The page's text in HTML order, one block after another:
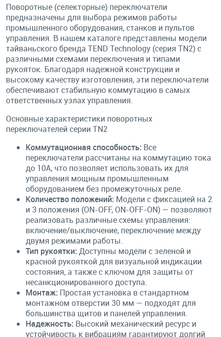
Поворотные (селекторные) переключатели
предназначены для выбора режимов работы
промышленного оборудования, станков и пультов
управления. В нашем каталоге представлены модели
тайваньского бренда TEND Technology (серия TN2) с
различными схемами переключения и типами
рукояток. Благодаря надежной конструкции и
высокому качеству изготовления, эти переключатели
обеспечивают стабильную коммутацию в самых
ответственных узлах управления.
Основные характеристики поворотных
переключателей серии TN2
Коммутационная способность: Все
переключатели рассчитаны на коммутацию тока
до 10А, что позволяет использовать их для
управления мощным промышленным
оборудованием без промежуточных реле.
Количество положений: Модели с фиксацией на 2
и 3 положения (ON-OFF, ON-OFF-ON) — позволяют
реализовать различные схемы управления:
включение/выключение, переключение между
двумя режимами работы.
Тип рукоятки: Доступны модели с зеленой и
красной рукояткой для визуальной индикации
состояния, а также с ключом для защиты от
несанкционированного доступа.
Монтаж: Простая установка в стандартном
монтажном отверстии 30 мм — подходят для
большинства щитов и панелей управления.
Надежность: Высокий механический ресурс и
устойчивость к вибрациям гарантируют долгий